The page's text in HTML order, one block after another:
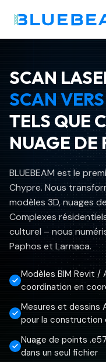
SCAN
SCAN
TELS QUE
NUAGE DE
BLUEBEAM est le
Chypre. Nous
modèles 3D, nuages
Complexes
culturel – nous
Paphos et Larnaca.
Modèles BIM Revit /
coordination en
Mesures et dessins
pour la construction
Nuage de points
dans un seul fichier